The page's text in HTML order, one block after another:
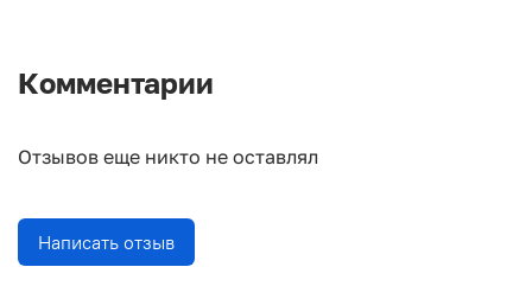
Комментарии
Отзывов еще никто не оставлял
Написать отзыв